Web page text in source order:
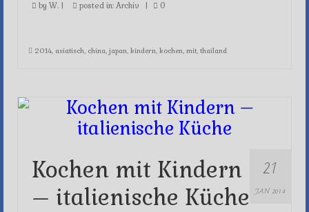
by W. | posted in: Archiv | 0
2014 asiatisch china japan kindern kochen mit thailand
21
JAN 2014
Kochen mit Kindern
– italienische Küche